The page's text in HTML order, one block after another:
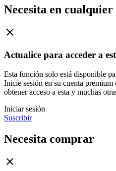
Necesita en
Actualice para acceder a
Esta función solo está disponible
Inicie sesión en su cuenta premium
obtener acceso a esta y muchas
Iniciar sesión
Suscribir
Necesita comprar